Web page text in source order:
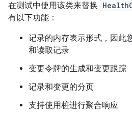
在测试中使用该类来替换
有以下功能：
记录的内存表示形式，因此
和读取记录
变更令牌的生成和变更跟踪
记录和变更的分页
支持使用桩进行聚合响应